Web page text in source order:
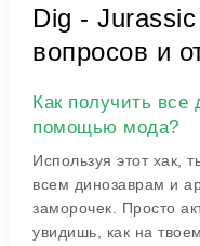
Dig -
вопросов и
Как получить все
помощью мода?
Используя этот хак,
всем динозаврам и
заморочек. Просто
увидишь, как на